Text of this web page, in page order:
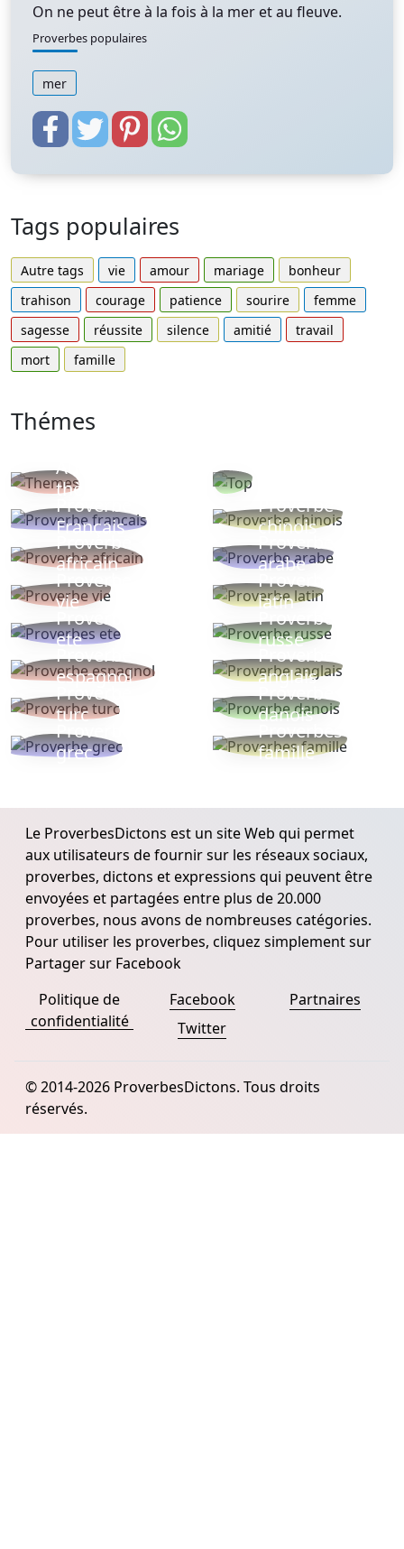
On ne peut être à la fois à la mer et au fleuve.
Proverbes populaires
mer
Tags populaires
Autre tags vie amour mariage
bonheur
trahison
courage patience sourire
femme
sagesse
réussite silence amitié
travail
mort
famille
Thémes
Autres
thèmes
Proverbe
Français
Proverbe
chinois
Proverbe
africain
Proverbe
arabe
Proverbe
vie
Proverbe
latin
Proverbes
ete
Proverbe
russe
Proverbe
espagnol
Proverbe
anglais
Proverbe
turc
Proverbe
danois
Proverbe
grec
Proverbes
famille
Le ProverbesDictons est un site Web qui permet
aux utilisateurs de fournir sur les réseaux sociaux,
proverbes, dictons et expressions qui peuvent être
envoyées et partagées entre plus de 20.000
proverbes, nous avons de nombreuses catégories.
Pour utiliser les proverbes, cliquez simplement sur
Partager sur Facebook
Politique de
confidentialité
Facebook
Twitter
Partnaires
© 2014-2026 ProverbesDictons. Tous droits
réservés.